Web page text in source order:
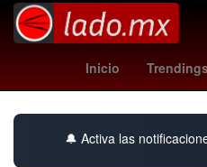
Inicio
🔔 Activa las